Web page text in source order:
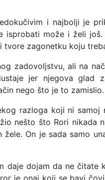
i najbolji je
isprobati može i želi
zagonetku koju
zadovoljstvu, ali na
jer njegova glad
nego što je to zamislio.
razloga koji ni samoj
nešto što Rori nikada
On je sada samo
daje dojam da ne čitate
je onaj koji se bavi